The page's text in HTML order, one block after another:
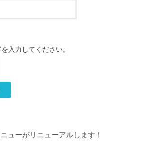
入力してください。
ューがリニューアルします！